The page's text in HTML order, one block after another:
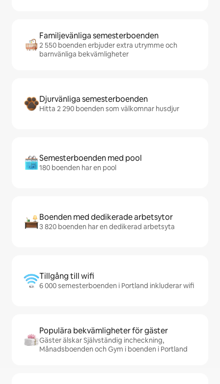
Familjevänliga semesterboenden
2 550 boenden erbjuder extra utrymme och
barnvänliga bekvämligheter
Djurvänliga semesterboenden
Hitta 2 290 boenden som välkomnar husdjur
Semesterboenden med pool
180 boenden har en pool
Boenden med dedikerade arbetsytor
3 820 boenden har en dedikerad arbetsyta
Tillgång till wifi
6 000 semesterboenden i Portland inkluderar wifi
Populära bekvämligheter för gäster
Gäster älskar Självständig incheckning,
Månadsboenden och Gym i boenden i Portland